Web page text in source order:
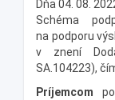
Dňa 04. 08.
Schéma
na podporu
v znení
SA.104223),
Príjemcom